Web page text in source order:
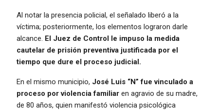
Al notar la presencia policial, el señalado liberó a la
víctima; posteriormente, los elementos lograron darle
alcance. El Juez de Control le impuso la medida
cautelar de prisión preventiva justificada por el
tiempo que dure el proceso judicial.
En el mismo municipio, José Luis “N” fue vinculado a
proceso por violencia familiar en agravio de su madre,
de 80 años, quien manifestó violencia psicológica